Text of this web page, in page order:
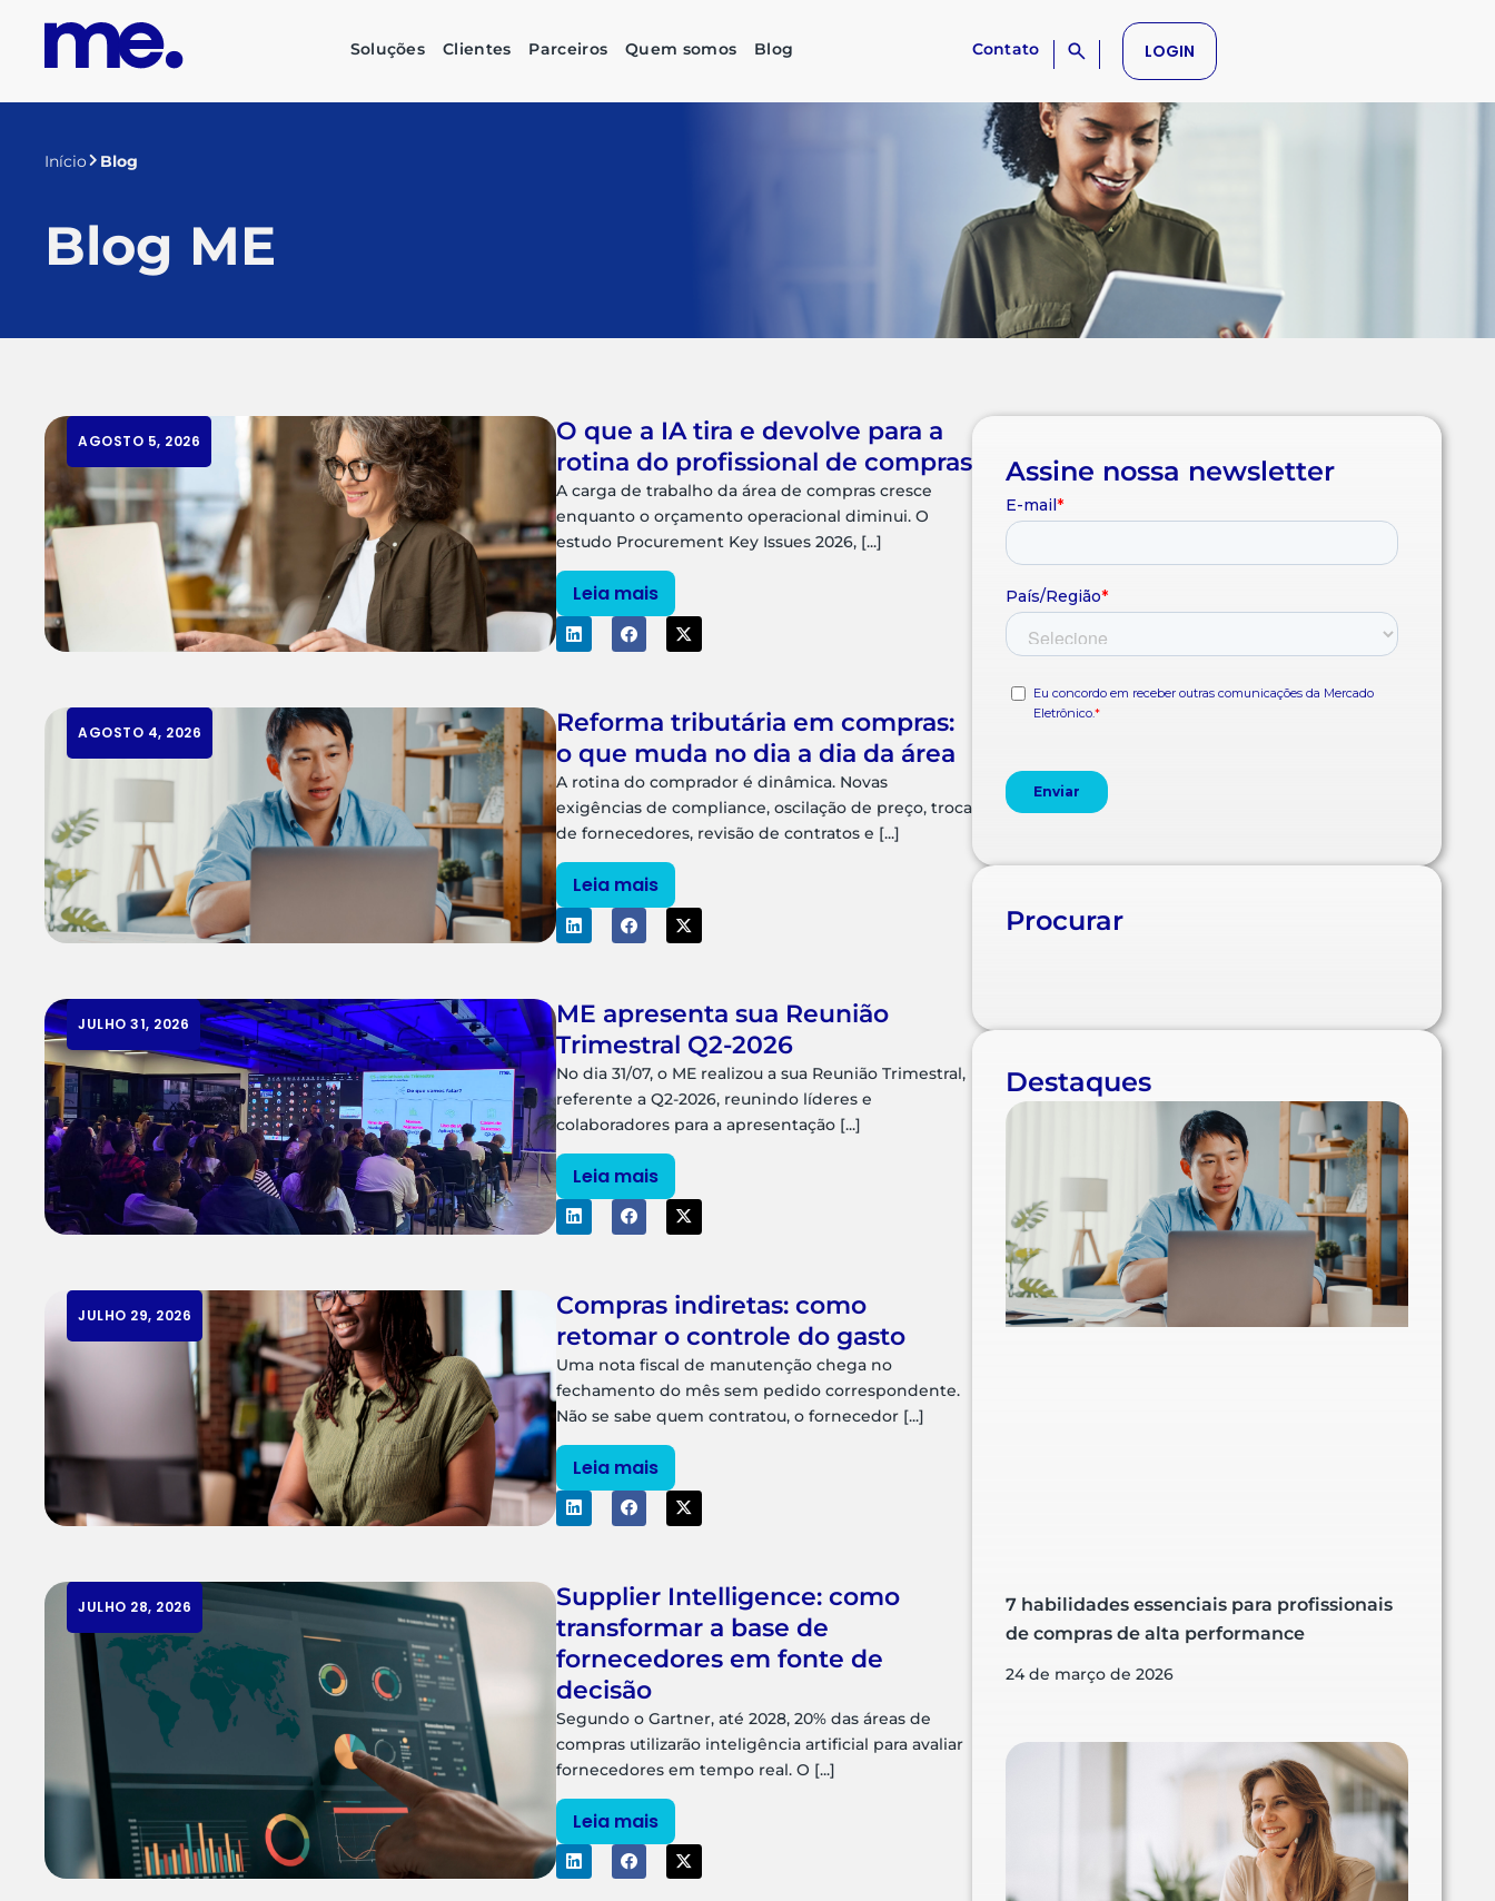
Soluções Clientes Parceiros Quem somos Blog Contato LOGIN
Início Blog
Blog ME
AGOSTO 5, 2026
O que a IA tira e devolve para a
rotina do profissional de compras
A carga de trabalho da área de compras cresce
enquanto o orçamento operacional diminui. O
estudo Procurement Key Issues 2026, [...]
Leia mais
AGOSTO 4, 2026
Reforma tributária em compras:
o que muda no dia a dia da área
A rotina do comprador é dinâmica. Novas
exigências de compliance, oscilação de preço, troca
de fornecedores, revisão de contratos e [...]
Leia mais
JULHO 31, 2026
ME apresenta sua Reunião
Trimestral Q2-2026
No dia 31/07, o ME realizou a sua Reunião Trimestral,
referente a Q2-2026, reunindo líderes e
colaboradores para a apresentação [...]
Leia mais
JULHO 29, 2026
Compras indiretas: como
retomar o controle do gasto
Uma nota fiscal de manutenção chega no
fechamento do mês sem pedido correspondente.
Não se sabe quem contratou, o fornecedor [...]
Leia mais
JULHO 28, 2026
Supplier Intelligence: como
transformar a base de
fornecedores em fonte de
decisão
Segundo o Gartner, até 2028, 20% das áreas de
compras utilizarão inteligência artificial para avaliar
fornecedores em tempo real. O [...]
Leia mais
Assine nossa newsletter
Procurar
Destaques
7 habilidades essenciais para profissionais
de compras de alta performance
24 de março de 2026